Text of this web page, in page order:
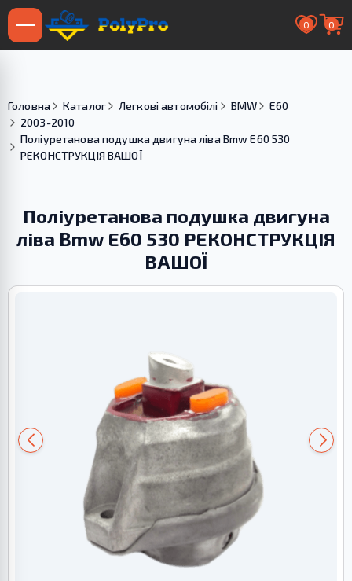
0 0
Головна Каталог Легкові автомобілі BMW
E60
2003-2010
Поліуретанова подушка двигуна ліва Bmw E60 530
РЕКОНСТРУКЦІЯ ВАШОЇ
Поліуретанова подушка двигуна
ліва Bmw E60 530 РЕКОНСТРУКЦІЯ
ВАШОЇ